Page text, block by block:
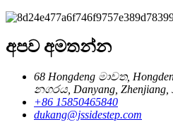
අපව අමතන්න
68 Hongdeng මාවත,
නගරය, Danyang,
+86 15850465840
dukang@jssidestep.com